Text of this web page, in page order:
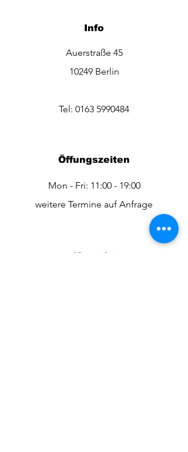
Info
Auerstraße 45
10249 Berlin
Tel: 0163 5990484
Öffungszeiten
Mon - Fri: 11:00 - 19:00
weitere Termine auf Anfrage
Kontakt